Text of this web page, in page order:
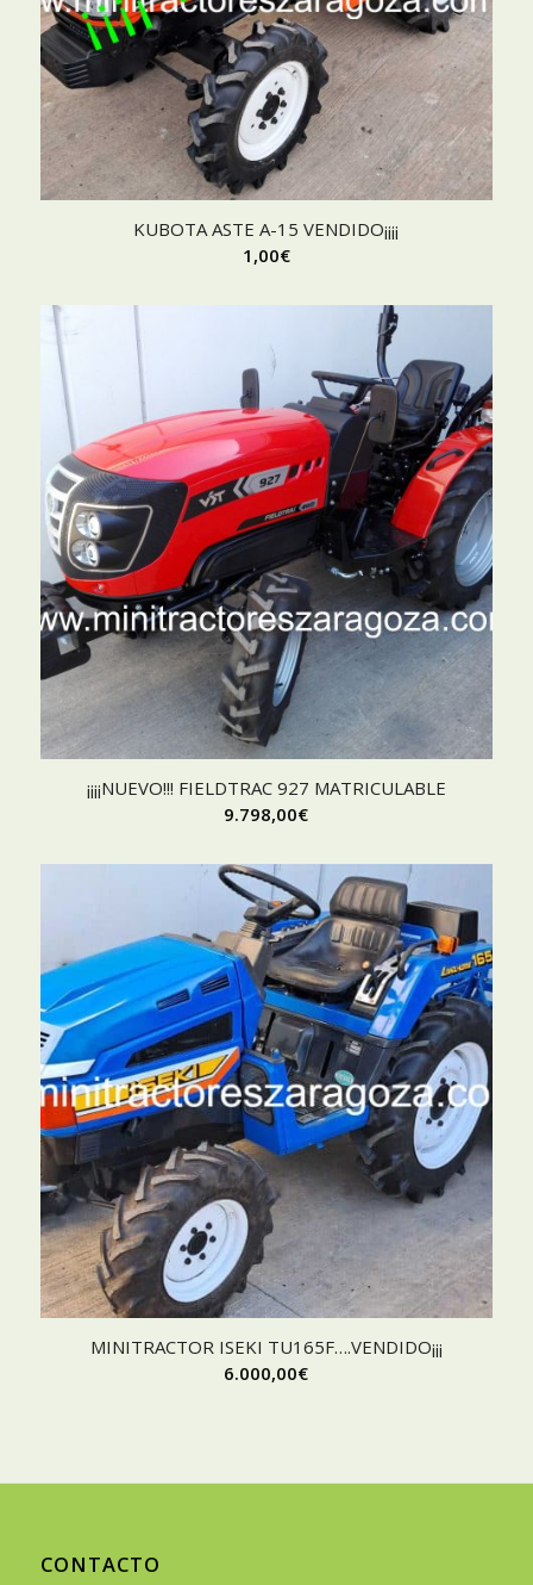
KUBOTA ASTE A-15 VENDIDO¡¡¡¡
1,00€
¡¡¡¡NUEVO!!! FIELDTRAC 927 MATRICULABLE
9.798,00€
MINITRACTOR ISEKI TU165F….VENDIDO¡¡¡
6.000,00€
CONTACTO